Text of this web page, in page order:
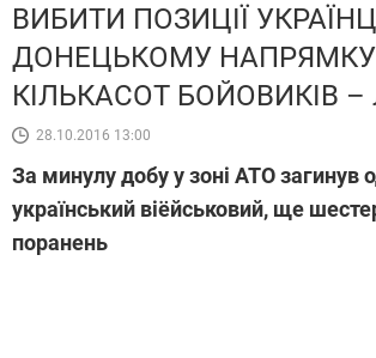
ВИБИТИ ПОЗИЦІЇ
ДОНЕЦЬКОМУ
КІЛЬКАСОТ БОЙОВИКІВ
28.10.2016 13:00
За минулу добу у зоні АТО загинув
український віёйськовий, ще
поранень